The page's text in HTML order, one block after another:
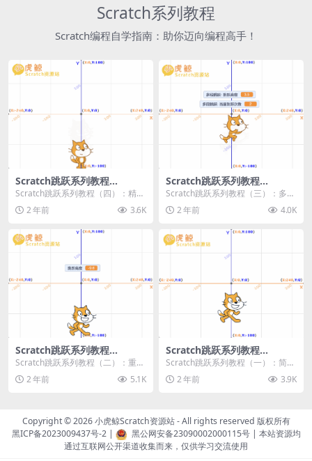
Scratch系列教程
Scratch编程自学指南：助你迈向编程高手！
Scratch跳跃系列教程
（四）：精准着陆
Scratch跳跃系列教程（四）：精准
着陆 作者：小虎鲸Scratch资源站
... 2 年前 3.6K
Scratch跳跃系列教程
（三）：多段跳跃
Scratch跳跃系列教程（三）：多段
跳跃 作者：小虎鲸Scratch资源站
连...2 年前 4.0K
Scratch跳跃系列教程
（二）：重力跳跃
Scratch跳跃系列教程（二）：重力
跳跃 作者：小虎鲸Scratch资源站
按...2 年前 5.1K
Scratch跳跃系列教程
（一）：简单跳跃
Scratch跳跃系列教程（一）：简单
跳跃 作者：小虎鲸Scratch资源站
按...2 年前 3.9K
Copyright © 2026小虎鲸Scratch资源站- All rights reserved 版权所有
黑ICP备2023009437号-2| 黑公网安备23090002000115号| 本站资源均
通过互联网公开渠道收集而来，仅供学习交流使用